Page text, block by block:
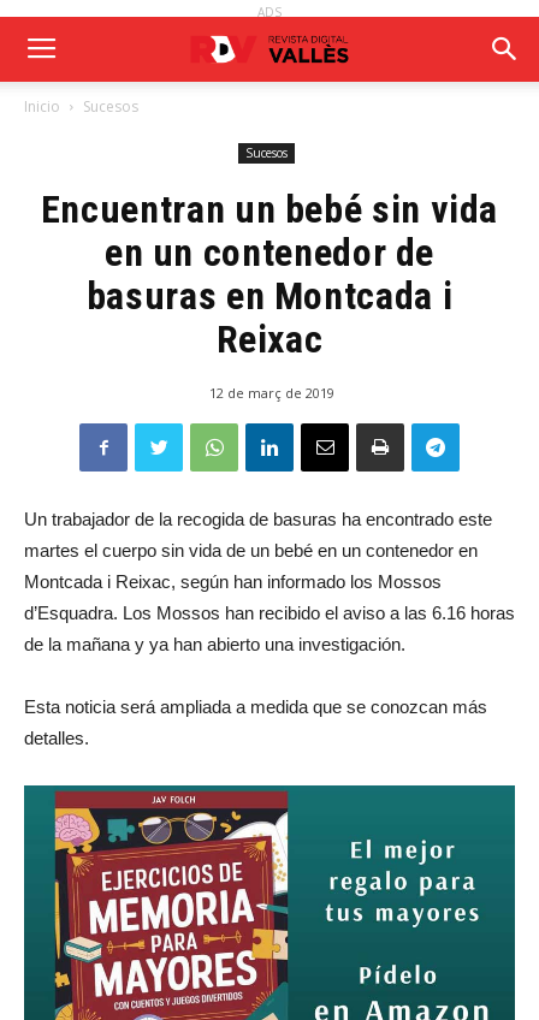
ADS
Inicio Sucesos
Sucesos
Encuentran un bebé sin vida
en un contenedor de
basuras en Montcada i
Reixac
12 de març de 2019
Un trabajador de la recogida de basuras ha encontrado este
martes el cuerpo sin vida de un bebé en un contenedor en
Montcada i Reixac, según han informado los Mossos
d’Esquadra. Los Mossos han recibido el aviso a las 6.16 horas
de la mañana y ya han abierto una investigación.
Esta noticia será ampliada a medida que se conozcan más
detalles.